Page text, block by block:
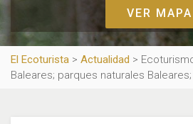
VER MAPA
El Ecoturista > Actualidad >
Baleares; parques naturales Baleares;